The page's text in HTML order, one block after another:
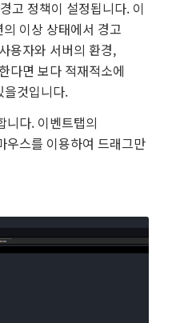
고 정책이 설정됩니다. 이
이상 상태에서 경고
용자와 서버의 환경,
다면 보다 적재적소에
을것입니다.
니다. 이벤트탭의
우스를 이용하여 드래그만